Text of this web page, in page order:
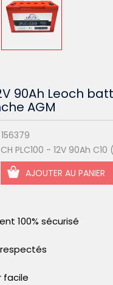
90Ah Leoch
AGM
156379
PLC100 - 12V 90Ah
AJOUTER AU PANIER
100% sécurisé
facile